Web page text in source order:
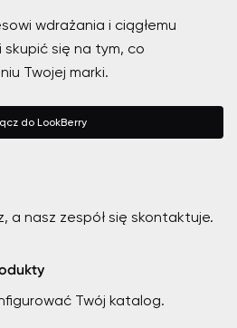
wdrażania i ciągłemu
się na tym, co
Twojej marki.
do LookBerry
a nasz zespół się skontaktuje.
Twój katalog.